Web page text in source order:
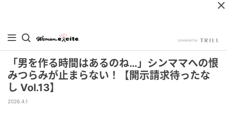
「男を作る時間はあるのね…」シンママへの恨
みつらみが止まらない！【開示請求待ったな
し Vol.13】
2026.4.1